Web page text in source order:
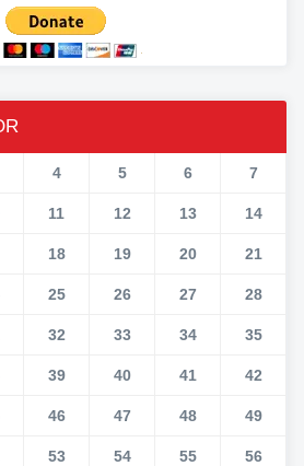
4 5 6 7
11 12 13 14
18 19 20 21
25 26 27 28
32 33 34 35
39 40 41 42
46 47 48 49
53 54 55 56